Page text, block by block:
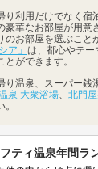
り利用だけでなく宿
豪華なお部屋が用意
のお部屋を選ぶこと
ア」 は、都心やテー
ができます。
り温泉、スーパー銭
泉 大衆浴場、 北門
ティ温泉年間ラ